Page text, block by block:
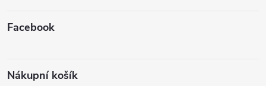
Facebook
Nákupní košík